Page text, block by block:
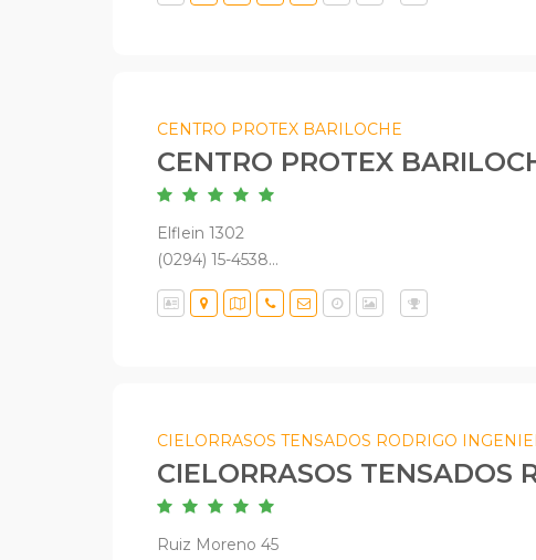
CENTRO PROTEX BARILOCHE
CENTRO PROTEX
Elflein 1302
(0294) 15-4538...
CIELORRASOS TENSADOS RODRIGO
CIELORRASOS TENSADOS
Ruiz Moreno 45